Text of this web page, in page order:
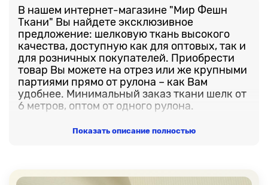
В нашем интернет-магазине "Мир Фешн
Ткани" Вы найдете эксклюзивное
предложение: шелковую ткань высокого
качества, доступную как для оптовых, так и
для розничных покупателей. Приобрести
товар Вы можете на отрез или же крупными
партиями прямо от рулона – как Вам
удобнее. Минимальный заказ ткани шелк от
6 метров, оптом от одного рулона.
множество цветов и оттенков шелкового
Показать описание полностью